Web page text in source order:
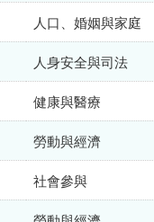
人口、婚姻與家庭
人身安全與司法
健康與醫療
勞動與經濟
社會參與